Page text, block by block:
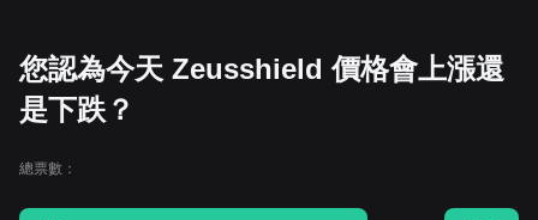
您認為今天 Zeusshield 價格會上漲還
是下跌？
總票數：